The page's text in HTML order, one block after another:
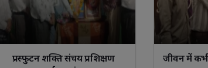
हुसैन ने आमजनों से निर्धारित तिथि एवं स्थल पर पहुंचकर
प्रदेश महामंत्री/एमएलसी अनूप गुप्ता का कार्यकर्ताओं ने मनाया
की हत्या कर शव कुएं में फेंकने के मामले में आरोपी को नहीं
प्रस्फुटन शक्ति संचय प्रशिक्षण
जीवन में